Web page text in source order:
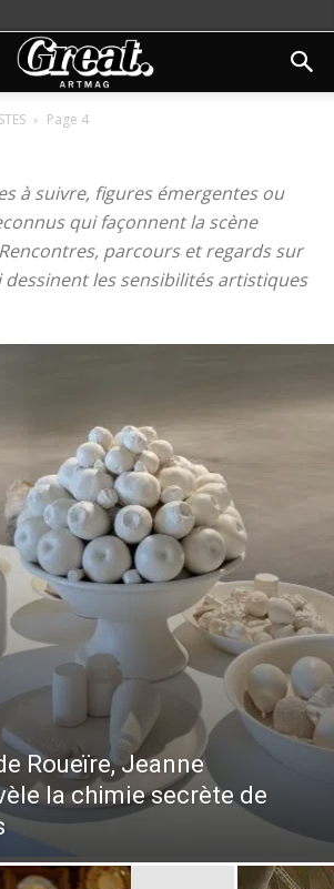
Page 4
à suivre, figures émergentes ou
qui façonnent la scène
parcours et regards sur
dessinent les sensibilités artistiques
Roueïre, Jeanne
la chimie secrète de